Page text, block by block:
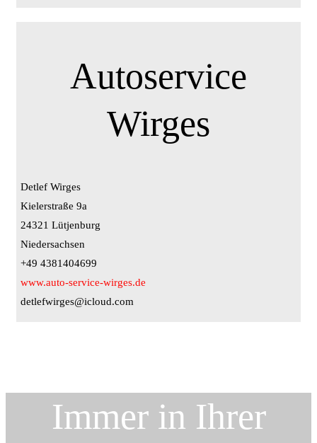
Autoservice
Wirges
Detlef Wirges
Kielerstraße 9a
24321 Lütjenburg
Niedersachsen
+49 4381404699
www.auto-service-wirges.de
detlefwirges@icloud.com
Immer in Ihrer